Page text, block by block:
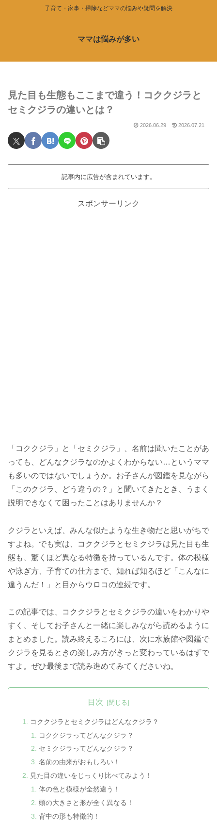
子育て・家事・掃除などママの悩みや疑問を解決
ママは悩みが多い
見た目も生態もここまで違う！コククジラと
セミクジラの違いとは？
2026.06.29 2026.07.21
記事内に広告が含まれています。
スポンサーリンク
「コククジラ」と「セミクジラ」、名前は聞いたことがあ
っても、どんなクジラなのかよくわからない…というママ
も多いのではないでしょうか。お子さんが図鑑を見ながら
「このクジラ、どう違うの？」と聞いてきたとき、うまく
説明できなくて困ったことはありませんか？
クジラといえば、みんな似たような生き物だと思いがちで
すよね。でも実は、コククジラとセミクジラは見た目も生
態も、驚くほど異なる特徴を持っているんです。体の模様
や泳ぎ方、子育ての仕方まで、知れば知るほど「こんなに
違うんだ！」と目からウロコの連続です。
この記事では、コククジラとセミクジラの違いをわかりや
すく、そしてお子さんと一緒に楽しみながら読めるように
まとめました。読み終えるころには、次に水族館や図鑑で
クジラを見るときの楽しみ方がきっと変わっているはずで
すよ。ぜひ最後まで読み進めてみてくださいね。
目次
コククジラとセミクジラはどんなクジラ？
コククジラってどんなクジラ？
セミクジラってどんなクジラ？
名前の由来がおもしろい！
見た目の違いをじっくり比べてみよう！
体の色と模様が全然違う！
頭の大きさと形が全く異なる！
背中の形も特徴的！